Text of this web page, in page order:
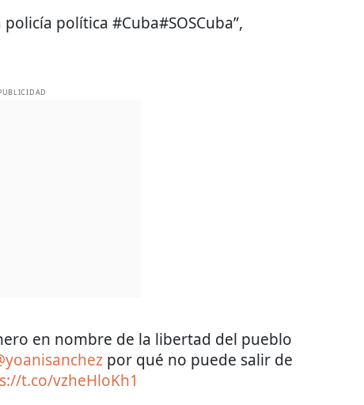
política #Cuba#SOSCuba”,
en nombre de la libertad del pueblo
por qué no puede salir de
t.co/vzheHloKh1